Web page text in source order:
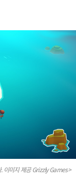
이미지 제공 Grizzly Games>